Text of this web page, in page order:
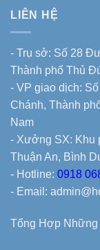
LIÊN HỆ
- Trụ sở: Số 28
Thành phố Thủ
- VP giao dịch:
Chánh, Thành
Nam
- Xưởng SX: Khu
Thuận An, Bình
- Hotline: 0918
- Email:
Tổng Hợp Những